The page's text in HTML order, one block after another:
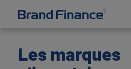
Les marques